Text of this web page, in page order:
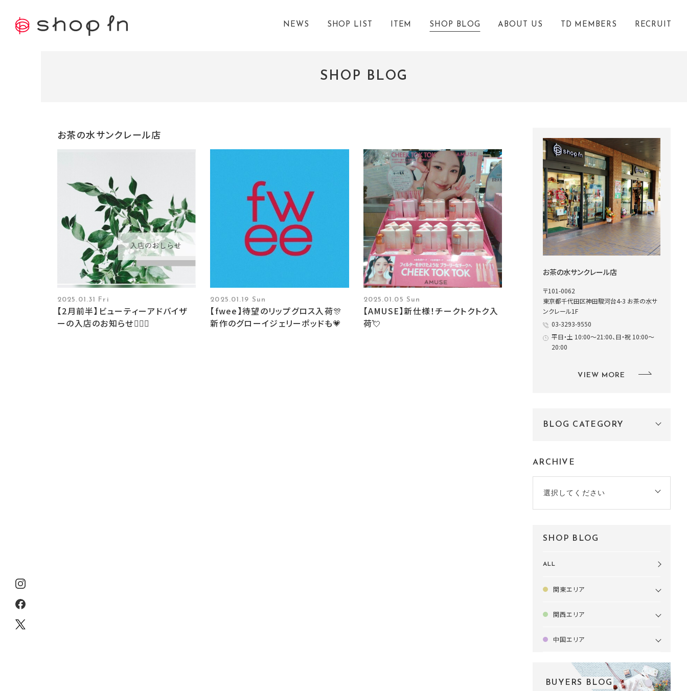
NEWS SHOP LIST ITEM SHOP BLOG ABOUT US TD MEMBERS RECRUIT
SHOP BLOG
お茶の水サンクレール店
2025.01.31 Fri
【2月前半】ビューティーアドバイザ
ーの入店のお知らせ🧚🏻‍♀️
2025.01.19 Sun
【fwee】待望のリップグロス入荷🎊
新作のグローイジェリーポッドも💗
2025.01.05 Sun
【AMUSE】新仕様！チークトクトク入
荷💘
お茶の水サンクレール店
〒101-0062
東京都千代田区神田駿河台4-3 お茶の水サ
ンクレール1F
03-3293-9550
平日・土 10:00～21:00、日・祝 10:00～
20:00
VIEW MORE
BLOG CATEGORY
ARCHIVE
選択してください
SHOP BLOG
ALL
関東エリア
関西エリア
中国エリア
BUYERS BLOG